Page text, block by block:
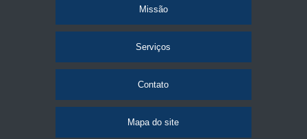
Missão
Serviços
Contato
Mapa do site